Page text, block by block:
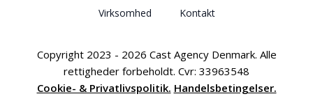
Virksomhed Kontakt
Copyright 2023 - 2026 Cast Agency Denmark. Alle
rettigheder forbeholdt. Cvr: 33963548
Cookie- & Privatlivspolitik. Handelsbetingelser.